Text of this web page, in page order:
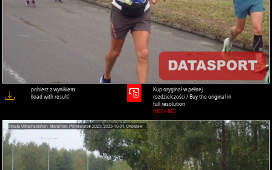
pobierz z wynikiem
(load with result)
Kup oryginał w pełnej
rozdzielczości / Buy the original in
full resolution
HIGH-RES